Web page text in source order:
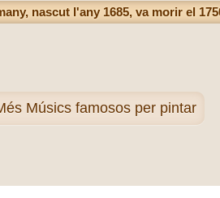
nascut l'any 1685, va morir el
Músics famosos per pintar